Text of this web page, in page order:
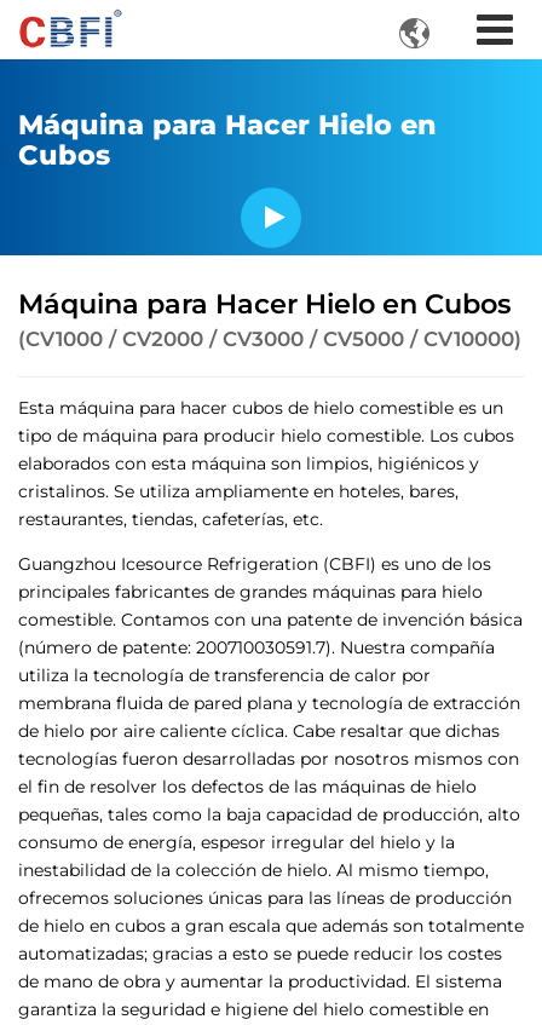

Máquina para Hacer Hielo en
Cubos
Máquina para Hacer Hielo en Cubos
(CV1000 / CV2000 / CV3000 / CV5000 / CV10000)
Esta máquina para hacer cubos de hielo comestible es un
tipo de máquina para producir hielo comestible. Los cubos
elaborados con esta máquina son limpios, higiénicos y
cristalinos. Se utiliza ampliamente en hoteles, bares,
restaurantes, tiendas, cafeterías, etc.
Guangzhou Icesource Refrigeration (CBFI) es uno de los
principales fabricantes de grandes máquinas para hielo
comestible. Contamos con una patente de invención básica
(número de patente: 200710030591.7). Nuestra compañía
utiliza la tecnología de transferencia de calor por
membrana fluida de pared plana y tecnología de extracción
de hielo por aire caliente cíclica. Cabe resaltar que dichas
tecnologías fueron desarrolladas por nosotros mismos con
el fin de resolver los defectos de las máquinas de hielo
pequeñas, tales como la baja capacidad de producción, alto
consumo de energía, espesor irregular del hielo y la
inestabilidad de la colección de hielo. Al mismo tiempo,
ofrecemos soluciones únicas para las líneas de producción
de hielo en cubos a gran escala que además son totalmente
automatizadas; gracias a esto se puede reducir los costes
de mano de obra y aumentar la productividad. El sistema
garantiza la seguridad e higiene del hielo comestible en